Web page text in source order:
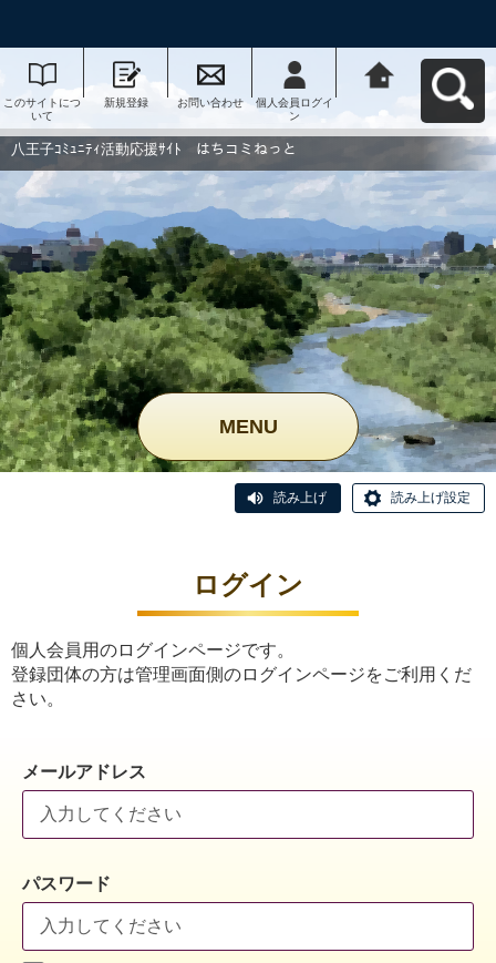
このサイトにつ
いて
新規登録 お問い合わせ
個人会員ログイ
ン
動応援ｻｲﾄ はち
コミねっとへ戻
八王子ｺﾐｭﾆﾃｨ活動応援ｻｲﾄ はちコミねっと
MENU
読み上げ 読み上げ設定
ログイン
個人会員用のログインページです。
登録団体の方は管理画面側のログインページをご利用くだ
さい。
メールアドレス
パスワード